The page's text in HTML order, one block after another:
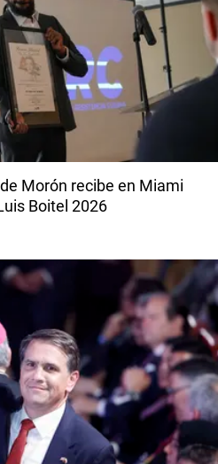
Morón recibe en Miami
Boitel 2026